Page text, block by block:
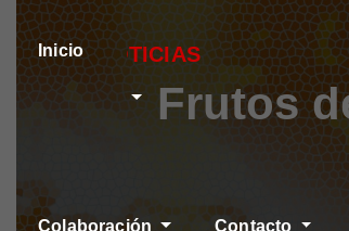
Inicio
Colaboración Contacto
Frutos